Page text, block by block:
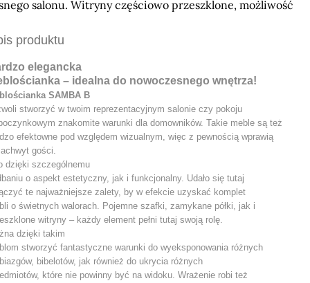
salonu. Witryny częściowo przeszklone, możliwość
produktu
elegancka
– idealna do nowoczesnego wnętrza!
SAMBA B
stworzyć w twoim reprezentacyjnym salonie czy pokoju
znakomite warunki dla domowników. Takie meble są też
efektowne pod względem wizualnym, więc z pewnością wprawią
gości.
dzięki szczególnemu
o aspekt estetyczny, jak i funkcjonalny. Udało się tutaj
te najważniejsze zalety, by w efekcie uzyskać komplet
o świetnych walorach. Pojemne szafki, zamykane półki, jak i
witryny – każdy element pełni tutaj swoją rolę.
dzięki takim
stworzyć fantastyczne warunki do wyeksponowania różnych
bibelotów, jak również do ukrycia różnych
które nie powinny być na widoku. Wrażenie robi też